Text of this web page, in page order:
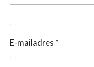
E-mailadres *